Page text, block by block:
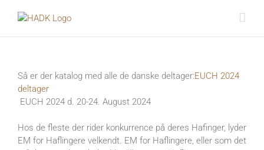
Så er der katalog med alle de danske deltager:EUCH 2024
deltager
EUCH 2024 d. 20-24. August 2024
Hos de fleste der rider konkurrence på deres Hafinger, lyder
EM for Haflingere velkendt. EM for Haflingere, eller som det